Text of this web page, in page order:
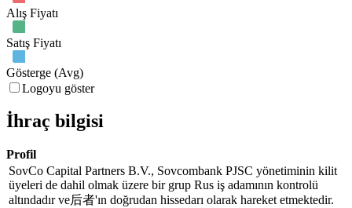
Alış Fiyatı
Satış Fiyatı
Gösterge (Avg)
Logoyu göster
İhraç bilgisi
Profil
SovCo Capital Partners B.V., Sovcombank PJSC yönetiminin kilit
üyeleri de dahil olmak üzere bir grup Rus iş adamının kontrolü
altındadır ve后者'ın doğrudan hissedarı olarak hareket etmektedir.